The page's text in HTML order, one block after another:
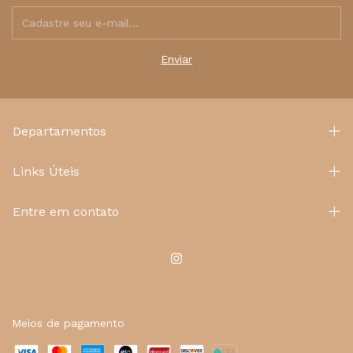
Departamentos
Links Úteis
Entre em contato
Meios de pagamento